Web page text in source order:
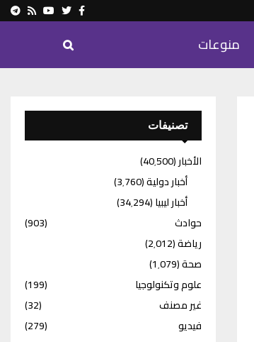
Facebook
Twitter
Youtube
Rss
منوعات
تصنيفات
الأخبار(40٬500)
أخبار دولية(3٬760)
أخبار ليبيا(34٬294)
حوادث
(903)
رياضة(2٬012)
صحة(1٬079)
علوم وتكنولوجيا
(199)
غير مصنف
(32)
فيديو
(279)